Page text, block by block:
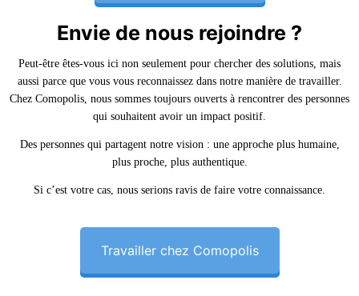
Envie de nous rejoindre ?
Peut-être êtes-vous ici non seulement pour chercher des solutions, mais
aussi parce que vous vous reconnaissez dans notre manière de travailler.
Chez Comopolis, nous sommes toujours ouverts à rencontrer des personnes
qui souhaitent avoir un impact positif.
Des personnes qui partagent notre vision : une approche plus humaine,
plus proche, plus authentique.
Si c’est votre cas, nous serions ravis de faire votre connaissance.
Travailler chez Comopolis